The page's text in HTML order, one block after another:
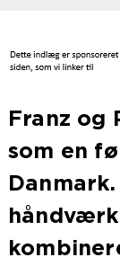
Franz og
som en